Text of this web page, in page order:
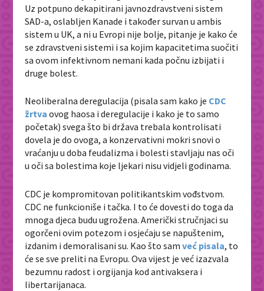
Uz potpuno dekapitirani javnozdravstveni sistem
SAD-a, oslabljen Kanade i također survan u ambis
sistem u UK, a ni u Evropi nije bolje, pitanje je kako će
se zdravstveni sistemi i sa kojim kapacitetima suočiti
sa ovom infektivnom nemani kada počnu izbijati i
druge bolest.
Neoliberalna deregulacija (pisala sam kako je CDC
žrtva ovog haosa i deregulacije i kako je to samo
početak) svega što bi država trebala kontrolisati
dovela je do ovoga, a konzervativni mokri snovi o
vraćanju u doba feudalizma i bolesti stavljaju nas oči
u oči sa bolestima koje ljekari nisu vidjeli godinama.
CDC je kompromitovan politikantskim vođstvom.
CDC ne funkcioniše i tačka. I to će dovesti do toga da
mnoga djeca budu ugrožena. Američki stručnjaci su
ogorčeni ovim potezom i osjećaju se napuštenim,
izdanim i demoralisani su. Kao što samveć pisala, to
će se sve preliti na Evropu. Ova vijest je već izazvala
bezumnu radost i orgijanja kod antivaksera i
libertarijanaca.